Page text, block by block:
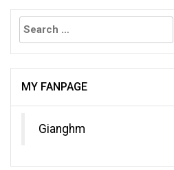
Search
for:
MY FANPAGE
Gianghm